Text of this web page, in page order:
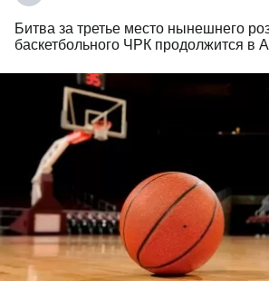
Битва за третье место нынешнего
баскетбольного ЧРК продолжится в